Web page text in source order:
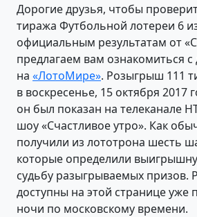
Дорогие друзья, чтобы
тиража Футбольной лотереи 6
официальным результатам от
предлагаем вам ознакомиться с
на «ЛотоМире». Розыгрыш 111
в воскресенье, 15 октября 2017
он был показан на телеканале
шоу «Счастливое утро». Как
получили из лототрона шесть
которые определили
судьбу разыгрываемых призов.
доступны на этой странице уже
ночи по московскому времени.